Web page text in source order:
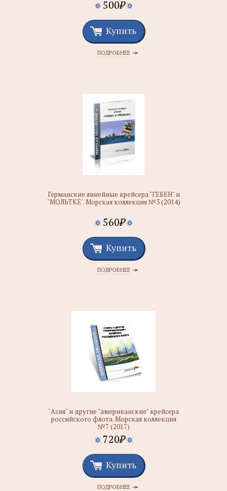
500₽
Купить
ПОДРОБНЕЕ
Германские линейные крейсера "ГЕБЕН" и
"МОЛЬТКЕ". Морская коллекция №3 (2014)
560₽
Купить
ПОДРОБНЕЕ
"Азия" и другие "американские" крейсера
российского флота. Морская коллекция
№7 (2017)
720₽
Купить
ПОДРОБНЕЕ